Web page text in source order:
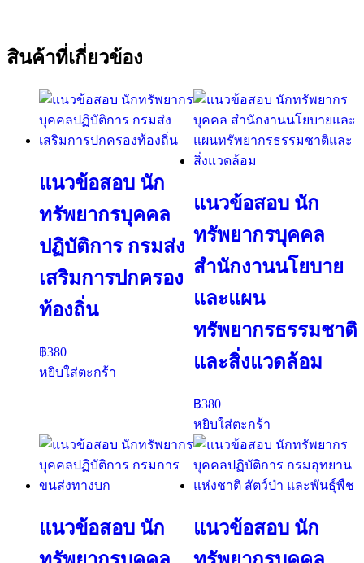
สินค้าที่เกี่ยวข้อง
แนวข้อสอบ นัก
ทรัพยากรบุคคล
ปฏิบัติการ กรมส่ง
เสริมการปกครอง
ท้องถิ่น
฿380
หยิบใส่ตะกร้า
แนวข้อสอบ นัก
ทรัพยากรบุคคล
สำนักงานนโยบาย
และแผน
ทรัพยากรธรรมชาติ
และสิ่งแวดล้อม
฿380
หยิบใส่ตะกร้า
แนวข้อสอบ นัก
แนวข้อสอบ นัก